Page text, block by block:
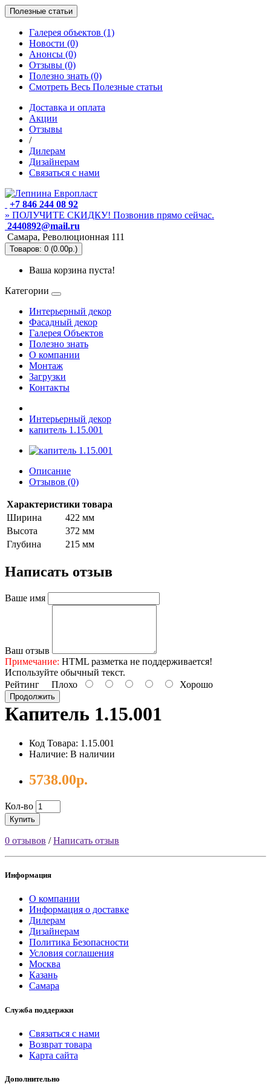
Полезные статьи
Галерея объектов (1)
Новости (0)
Анонсы (0)
Отзывы (0)
Полезно знать (0)
Смотреть Весь Полезные статьи
Доставка и оплата
Акции
Отзывы
/
Дилерам
Дизайнерам
Связаться с нами
+7 846 244 08 92
» ПОЛУЧИТЕ СКИДКУ! Позвонив прямо сейчас.
2440892@mail.ru
Самара, Революционная 111
Товаров: 0 (0.00р.)
Ваша корзина пуста!
Категории
Интерьерный декор
Фасадный декор
Галерея Объектов
Полезно знать
О компании
Монтаж
Загрузки
Контакты
Интерьерный декор
капитель 1.15.001
Описание
Отзывов (0)
Характеристики товара
Ширина
422 мм
Высота
372 мм
Глубина
215 мм
Написать отзыв
Ваше имя
Ваш отзыв
Примечание: HTML разметка не поддерживается!
Используйте обычный текст.
Рейтинг Плохо Хорошо
Продолжить
Капитель 1.15.001
Код Товара: 1.15.001
Наличие: В наличии
5738.00р.
Кол-во
Купить
0 отзывов /Написать отзыв
Информация
О компании
Информация о доставке
Дилерам
Дизайнерам
Политика Безопасности
Условия соглашения
Москва
Казань
Самара
Служба поддержки
Связаться с нами
Возврат товара
Карта сайта
Дополнительно